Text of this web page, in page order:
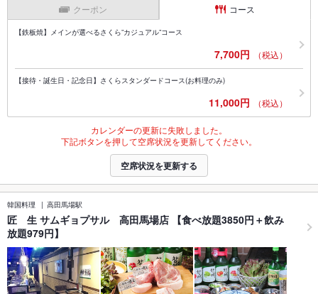
クーポン コース
【鉄板焼】メインが選べるさくら”カジュアル”コース
7,700円 （税込）
【接待・誕生日・記念日】さくらスタンダードコース(お料理のみ)
11,000円 （税込）
カレンダーの更新に失敗しました。
下記ボタンを押して空席状況を更新してください。
空席状況を更新する
韓国料理 高田馬場駅
匠 生 サムギョプサル 高田馬場店 【食べ放題3850円＋飲み
放題979円】